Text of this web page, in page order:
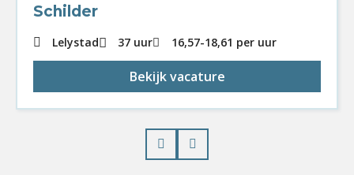
Schilder
Lelystad 37 uur 16,57-18,61 per uur
Bekijk vacature
Prev